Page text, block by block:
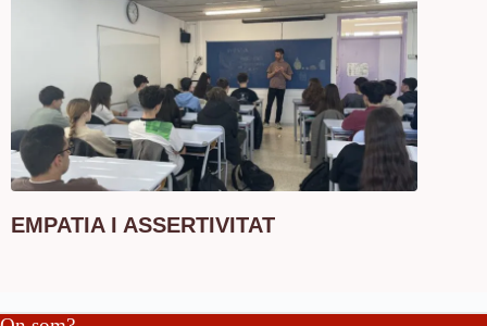
EMPATIA I ASSERTIVITAT